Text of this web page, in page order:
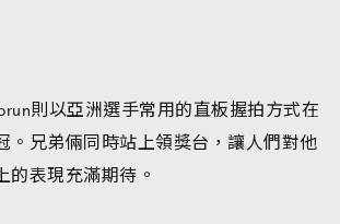
則以亞洲選手常用的直板握拍方式在
。兄弟倆同時站上領獎台，讓人們對他
的表現充滿期待。